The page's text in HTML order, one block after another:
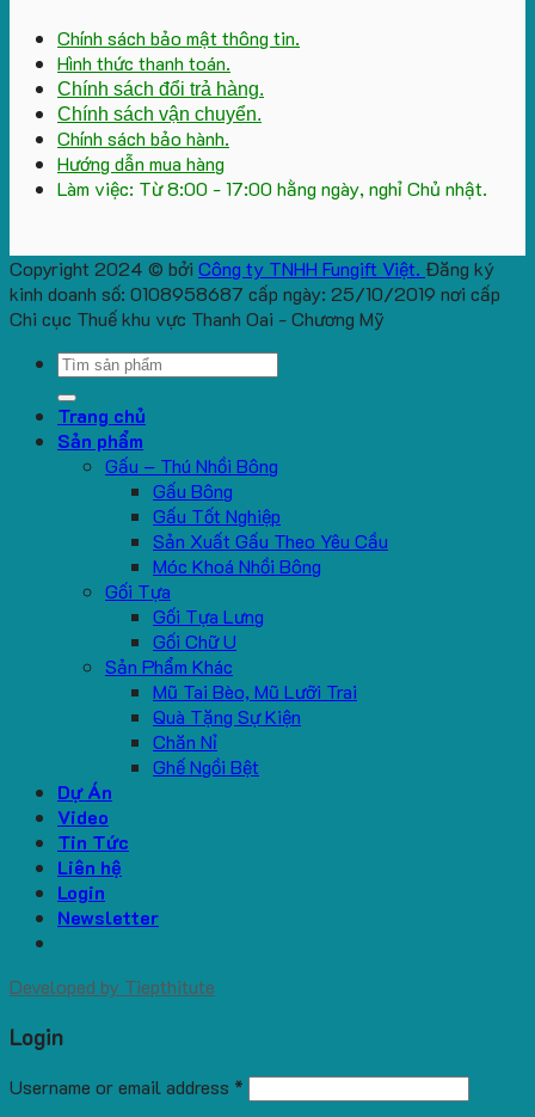
Chính sách bảo mật thông tin.
Hình thức thanh toán.
Chính sách đổi trả hàng.
Chính sách vận chuyển.
Chính sách bảo hành.
Hướng dẫn mua hàng
Làm việc: Từ 8:00 - 17:00 hằng ngày, nghỉ Chủ nhật.
Copyright 2024 © bởi Công ty TNHH Fungift Việt. Đăng ký
kinh doanh số: 0108958687 cấp ngày: 25/10/2019 nơi cấp
Chi cục Thuế khu vực Thanh Oai - Chương Mỹ
Search
Trang chủ
Sản phẩm
Gấu – Thú Nhồi Bông
Gấu Bông
Gấu Tốt Nghiệp
Sản Xuất Gấu Theo Yêu Cầu
Móc Khoá Nhồi Bông
Gối Tựa
Gối Tựa Lưng
Gối Chữ U
Sản Phẩm Khác
Mũ Tai Bèo, Mũ Lưỡi Trai
Quà Tặng Sự Kiện
Chăn Nỉ
Ghế Ngồi Bệt
Dự Án
Video
Tin Tức
Liên hệ
Login
Newsletter
Developed by Tiepthitute
Login
Username or email address *